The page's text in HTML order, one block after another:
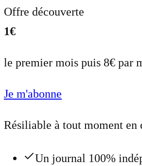
Offre découverte
1€
le premier mois puis 8€ par
Je m'abonne
Résiliable à tout moment en
Un journal 100%